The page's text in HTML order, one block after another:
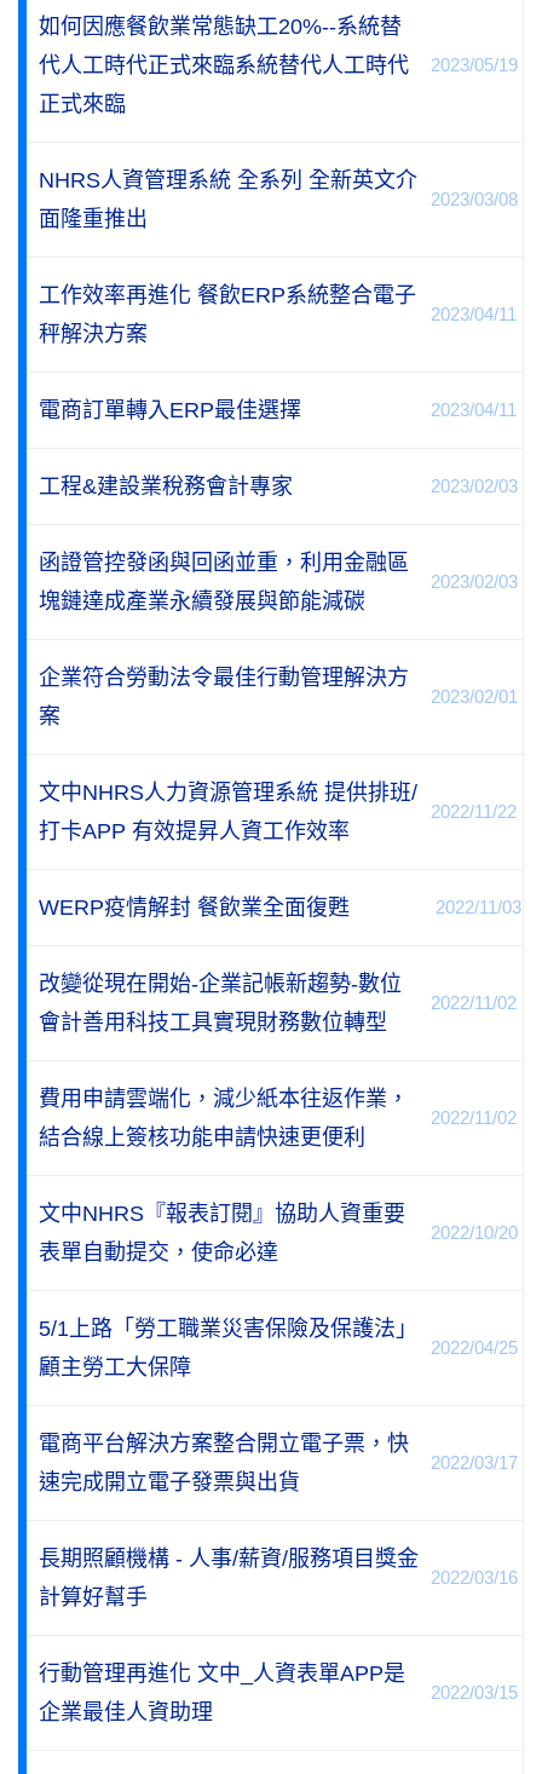
如何因應餐飲業常態缺工20%--系統替
代人工時代正式來臨系統替代人工時代
正式來臨
2023/05/19
NHRS人資管理系統 全系列 全新英文介
面隆重推出
2023/03/08
工作效率再進化 餐飲ERP系統整合電子
秤解決方案
2023/04/11
電商訂單轉入ERP最佳選擇 2023/04/11
工程&建設業稅務會計專家 2023/02/03
函證管控發函與回函並重，利用金融區
塊鏈達成產業永續發展與節能減碳
2023/02/03
企業符合勞動法令最佳行動管理解決方
案
2023/02/01
文中NHRS人力資源管理系統 提供排班/
打卡APP 有效提昇人資工作效率
2022/11/22
WERP疫情解封 餐飲業全面復甦 2022/11/03
改變從現在開始-企業記帳新趨勢-數位
會計善用科技工具實現財務數位轉型
2022/11/02
費用申請雲端化，減少紙本往返作業，
結合線上簽核功能申請快速更便利
2022/11/02
文中NHRS『報表訂閱』協助人資重要
表單自動提交，使命必達
2022/10/20
5/1上路「勞工職業災害保險及保護法」
顧主勞工大保障
2022/04/25
電商平台解決方案整合開立電子票，快
速完成開立電子發票與出貨
2022/03/17
長期照顧機構 - 人事/薪資/服務項目獎金
計算好幫手
2022/03/16
行動管理再進化 文中_人資表單APP是
企業最佳人資助理
2022/03/15